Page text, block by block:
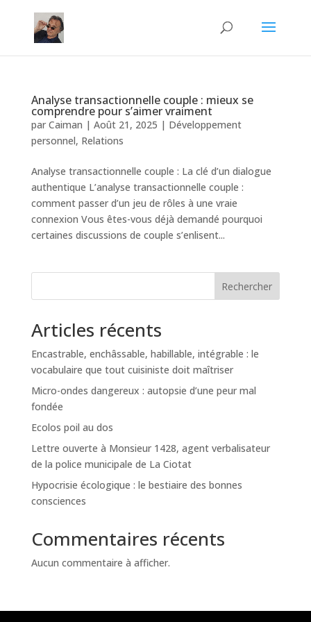
Analyse transactionnelle couple : mieux se
comprendre pour s’aimer vraiment
par Caiman | Août 21, 2025 | Développement
personnel, Relations
Analyse transactionnelle couple : La clé d’un dialogue
authentique L’analyse transactionnelle couple :
comment passer d’un jeu de rôles à une vraie
connexion Vous êtes-vous déjà demandé pourquoi
certaines discussions de couple s’enlisent...
Rechercher
Articles récents
Encastrable, enchâssable, habillable, intégrable : le
vocabulaire que tout cuisiniste doit maîtriser
Micro-ondes dangereux : autopsie d’une peur mal
fondée
Ecolos poil au dos
Lettre ouverte à Monsieur 1428, agent verbalisateur
de la police municipale de La Ciotat
Hypocrisie écologique : le bestiaire des bonnes
consciences
Commentaires récents
Aucun commentaire à afficher.